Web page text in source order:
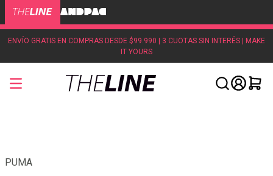
ENVÍO GRATIS EN COMPRAS DESDE $99.990 | 3 CUOTAS SIN INTERÉS | MAKE
IT YOURS
PUMA